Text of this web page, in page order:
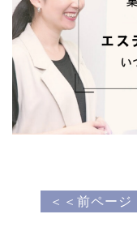
＜＜前ページ